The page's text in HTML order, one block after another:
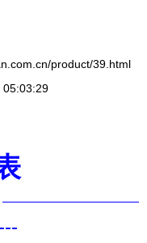
product/39.html
05:03:29